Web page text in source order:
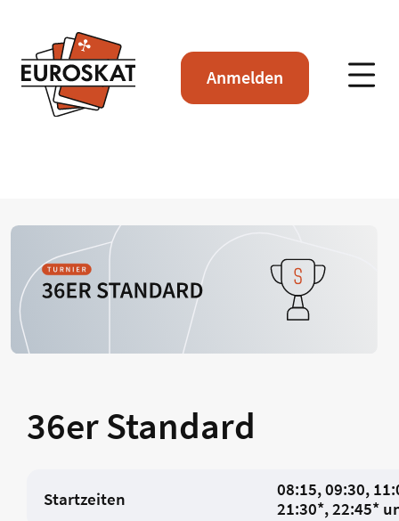
Anmelden
36er Standard
Startzeiten
08:15, 09:30,
21:30*, 22:45*